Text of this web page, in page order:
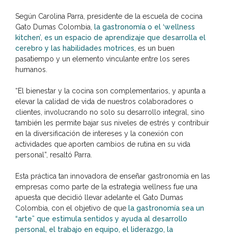
Según Carolina Parra, presidente de la escuela de cocina
Gato Dumas Colombia, la gastronomía o el ‘wellness
kitchen’, es un espacio de aprendizaje que desarrolla el
cerebro y las habilidades motrices, es un buen
pasatiempo y un elemento vinculante entre los seres
humanos.
“El bienestar y la cocina son complementarios, y apunta a
elevar la calidad de vida de nuestros colaboradores o
clientes, involucrando no solo su desarrollo integral, sino
también les permite bajar sus niveles de estrés y contribuir
en la diversificación de intereses y la conexión con
actividades que aporten cambios de rutina en su vida
personal”, resaltó Parra.
Esta práctica tan innovadora de enseñar gastronomía en las
empresas como parte de la estrategia wellness fue una
apuesta que decidió llevar adelante el Gato Dumas
Colombia, con el objetivo de que la gastronomía sea un
“arte” que estimula sentidos y ayuda al desarrollo
personal, el trabajo en equipo, el liderazgo, la